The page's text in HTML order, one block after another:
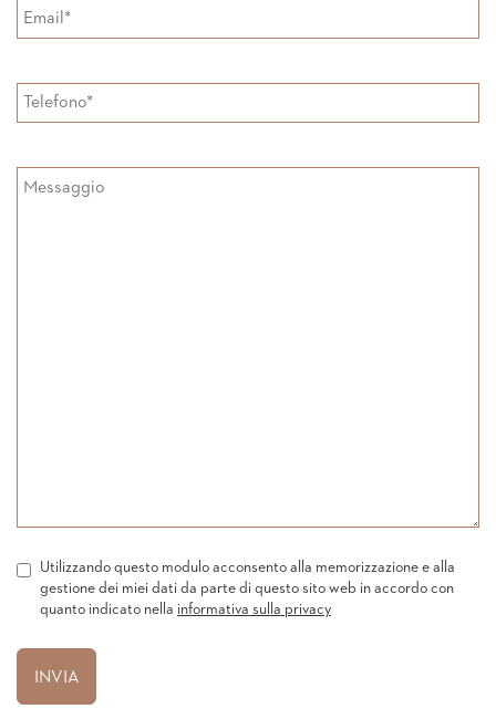
Utilizzando questo modulo acconsento alla memorizzazione e alla
gestione dei miei dati da parte di questo sito web in accordo con
quanto indicato nella informativa sulla privacy